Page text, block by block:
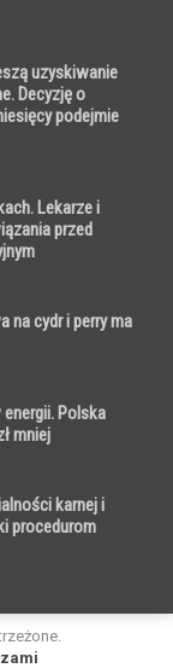
uzyskiwanie
Decyzję o
podejmie
Lekarze i
przed
na cydr i perry ma
Polska
mniej
karnej i
procedurom